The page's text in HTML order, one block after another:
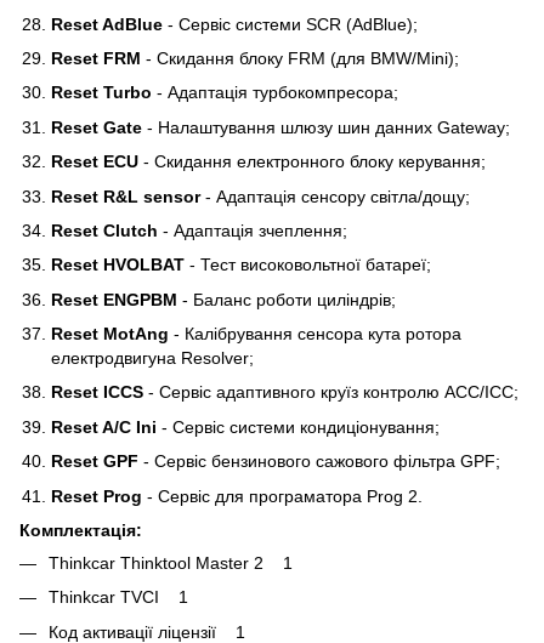
Reset AdBlue - Сервіс системи SCR (AdBlue);
Reset FRM - Скидання блоку FRM (для BMW/Mini);
Reset Turbo - Адаптація турбокомпресора;
Reset Gate - Налаштування шлюзу шин данних Gateway;
Reset ECU - Скидання електронного блоку керування;
Reset R&L sensor- Адаптація сенсору світла/дощу;
Reset Clutch - Адаптація зчеплення;
Reset HVOLBAT - Тест високовольтної батареї;
Reset ENGPBM - Баланс роботи циліндрів;
Reset MotAng - Калібрування сенсора кута ротора
електродвигуна Resolver;
Reset ICCS - Сервіс адаптивного круїз контролю ACC/ICC;
Reset A/C Ini - Сервіс системи кондиціонування;
Reset GPF - Сервіс бензинового сажового фільтра GPF;
Reset Prog - Сервіс для програматора Prog 2.
Комплектація:
Thinkcar Thinktool Master 2 1
Thinkcar TVCI 1
Код активації ліцензії 1